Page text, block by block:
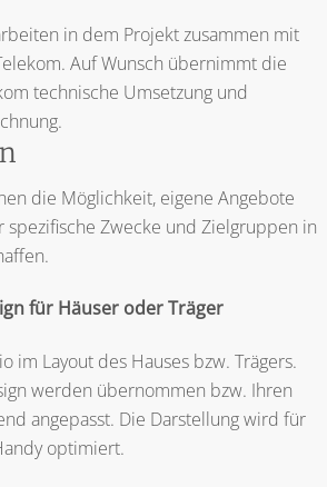
in dem Projekt zusammen mit
Auf Wunsch übernimmt die
technische Umsetzung und
die Möglichkeit, eigene Angebote
Zwecke und Zielgruppen in
für Häuser oder Träger
im Layout des Hauses bzw. Trägers.
werden übernommen bzw. Ihren
angepasst. Die Darstellung wird für
optimiert.